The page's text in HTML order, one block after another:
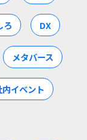
ろ DX
メタバース
内イベント